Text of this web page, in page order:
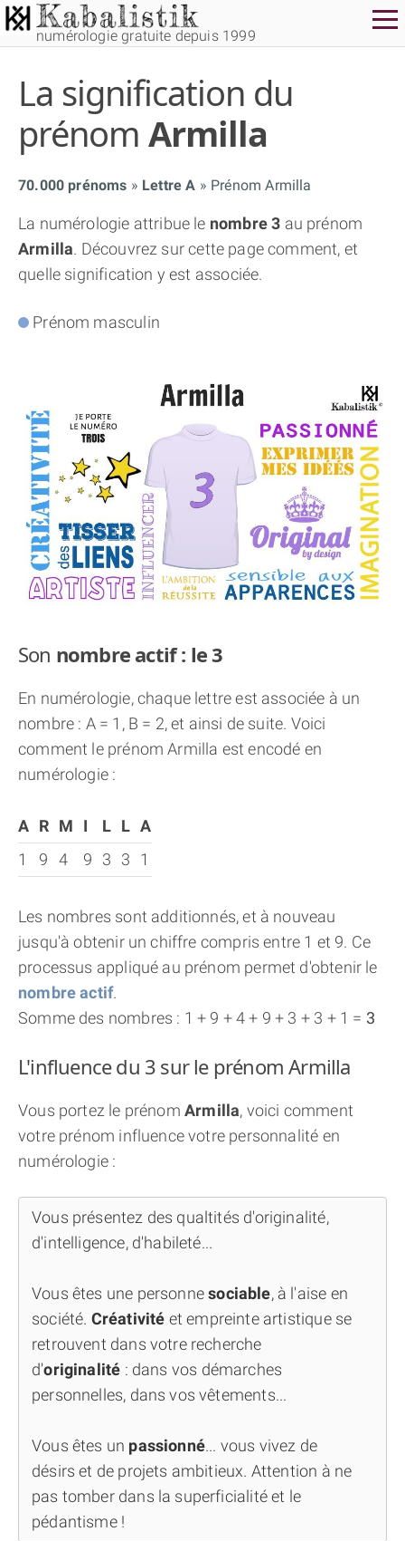
numérologie gratuite depuis 1999
La signification du
prénom Armilla
70.000 prénoms Lettre A Prénom Armilla
La numérologie attribue le nombre 3 au prénom
Armilla. Découvrez sur cette page comment, et
quelle signification y est associée.
Prénom masculin
Son nombre actif : le 3
En numérologie, chaque lettre est associée à un
nombre : A = 1, B = 2, et ainsi de suite. Voici
comment le prénom Armilla est encodé en
numérologie :
A R M I L L A
1
9 4 9 3 3 1
Les nombres sont additionnés, et à nouveau
jusqu'à obtenir un chiffre compris entre 1 et 9. Ce
processus appliqué au prénom permet d'obtenir le
nombre actif.
Somme des nombres : 1 + 9 + 4 + 9 + 3 + 3 + 1 = 3
L'influence du 3 sur le prénom Armilla
Vous portez le prénom Armilla, voici comment
votre prénom influence votre personnalité en
numérologie :
Vous présentez des qualtités d'originalité,
d'intelligence, d'habileté...
Vous êtes une personnesociable, à l'aise en
société. Créativité et empreinte artistique se
retrouvent dans votre recherche
d'originalité : dans vos démarches
personnelles, dans vos vêtements...
Vous êtes un passionné... vous vivez de
désirs et de projets ambitieux. Attention à ne
pas tomber dans la superficialité et le
pédantisme !
THÈME GRATUIT
THÈME NUMÉROLOGIQUE APPROFONDI
THÈME TEMPOREL
THÈME « DOUBLE JE »
APPRENDRE LA NUMÉROLOGIE
EXPLORER LA NUMÉROLOGIE
70.000 PRÉNOMS
(À PROPOS)